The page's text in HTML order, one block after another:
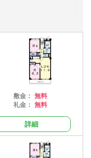
敷金：無料
礼金：無料
詳細